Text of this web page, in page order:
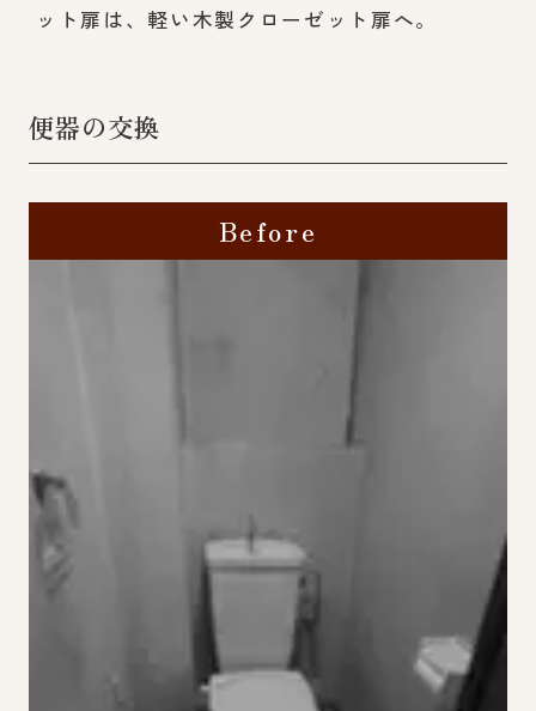
ット扉は、軽い木製クローゼット扉へ。
便器の交換
Before